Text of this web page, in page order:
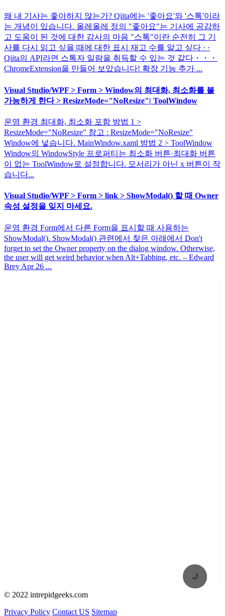
🌙
왜 내 기사는 좋아하지 않는가? Qiita에는 '좋아요'와 '스톡'이라
는 개념이 있습니다. 올레올레 정의 "좋아요"는 기사에 공감하
고 도움이 된 것에 대한 감사의 마음 "스톡"이란 순전히 그 기
사를 다시 읽고 싶을 때에 대한 표시 재고 수를 알고 싶다 · ·
Qiita의 API라면 스톡자 일람을 취득할 수 있는 것 같다・・・
ChromeExtension을 만들어 보았습니다! 확장 기능 추가 ...
Visual Studio/WPF > Form > Window의 최대화, 최소화를 불
가능하게 한다 > ResizeMode="NoResize"| ToolWindow
운영 환경 최대화, 최소화 포함 방법 1 >
ResizeMode="NoResize" 참고 : ResizeMode="NoResize"
Window에 넣습니다. MainWindow.xaml 방법 2 > ToolWindow
Window의 WindowStyle 프로퍼티는 최소화 버튼·최대화 버튼
이 없는 ToolWindow로 설정합니다. 모서리가 아닌 x 버튼이 작
습니다...
Visual Studio/WPF > Form > link > ShowModal() 할 때 Owner
속성 설정을 잊지 마세요.
운영 환경 Form에서 다른 Form을 표시할 때 사용하는
ShowModal(). ShowModal() 관련에서 찾은 아래에서 Don't
forget to set the Owner property on the dialog window. Otherwise,
the user will get weird behavior when Alt+Tabbing, etc. – Edward
Brey Apr 26 ...
© 2022 intrepidgeeks.com
Privacy Policy Contact US Sitemap